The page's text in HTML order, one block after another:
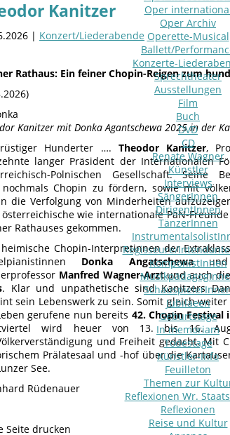
Oper
Oper Archiv
Operette-Musical
Ballett/
Konzerte-
Sprechtheater
Ausstellungen
Film
Buch
DVD
CD
Renate Wagner
Künstler
Interviews
SängerInnen
DirigentInnen
TänzerInnen
Regisseure/
KomponistInnen
Jubilaeen
Geburtstage
In memoriam
Todestage
Künstler-Info
Feuilleton
Themen zur
Reflexionen Wr.
Reflexionen
Reise und Kultur
Kanitzer
| Konzert/Liederabende
Rathaus: Ein feiner Chopin-Reigen zum
Kanitzer mit Donka Agantschewa 2025 in der
Hunderter …. Theodor Kanitzer,
langer Präsident der Internationalen
Polnischen Gesellschaft.
Chopin zu fördern, sowie mit
die Verfolgung von Minderheiten
wie internationale PaN-
Rathauses gekommen.
Chopin-Interpretinnen der
Donka Angatschewa
Manfred Wagner-Arztund auch
. Klar und unpathetische sind Kanitzers
sein Lebenswerk zu sein. Somit gleich
gerufene nun bereits 42. Chopin Festival
wird heuer von 13. bis 16.
und Freiheit gedacht. Mit
Prälatesaal und -hof über die
See.
Rüdenauer
Seite drucken